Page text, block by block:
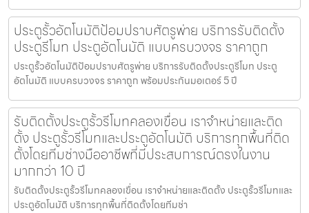
ประตูรั้วอัตโนมัติป้อมปราบศัตรูพ่าย บริการรับติดตั้ง
ประตูรีโมท ประตูอัตโนมัติ แบบครบวงจร ราคาถูก
ประตูรั้วอัตโนมัติป้อมปราบศัตรูพ่าย บริการรับติดตั้งประตูรีโมท ประตู
อัตโนมัติ แบบครบวงจร ราคาถูก พร้อมประกันมอเตอร์ 5 ปี
รับติดตั้งประตูรั้วรีโมทคลองเขื่อน เราจำหน่ายและติด
ตั้ง ประตูรั้วรีโมทและประตูอัตโนมัติ บริการทุกพื้นที่ติด
ตั้งโดยทีมช่างมืออาชีพที่มีประสบการณ์ตรงในงาน
มากกว่า 10 ปี
รับติดตั้งประตูรั้วรีโมทคลองเขื่อน เราจำหน่ายและติดตั้ง ประตูรั้วรีโมทและ
ประตูอัตโนมัติ บริการทุกพื้นที่ติดตั้งโดยทีมช่า